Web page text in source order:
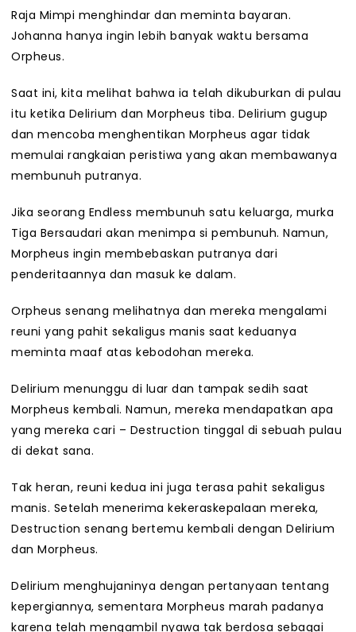
Raja Mimpi menghindar dan meminta bayaran.
Johanna hanya ingin lebih banyak waktu bersama
Orpheus.
Saat ini, kita melihat bahwa ia telah dikuburkan di pulau
itu ketika Delirium dan Morpheus tiba. Delirium gugup
dan mencoba menghentikan Morpheus agar tidak
memulai rangkaian peristiwa yang akan membawanya
membunuh putranya.
Jika seorang Endless membunuh satu keluarga, murka
Tiga Bersaudari akan menimpa si pembunuh. Namun,
Morpheus ingin membebaskan putranya dari
penderitaannya dan masuk ke dalam.
Orpheus senang melihatnya dan mereka mengalami
reuni yang pahit sekaligus manis saat keduanya
meminta maaf atas kebodohan mereka.
Delirium menunggu di luar dan tampak sedih saat
Morpheus kembali. Namun, mereka mendapatkan apa
yang mereka cari – Destruction tinggal di sebuah pulau
di dekat sana.
Tak heran, reuni kedua ini juga terasa pahit sekaligus
manis. Setelah menerima kekeraskepalaan mereka,
Destruction senang bertemu kembali dengan Delirium
dan Morpheus.
Delirium menghujaninya dengan pertanyaan tentang
kepergiannya, sementara Morpheus marah padanya
karena telah mengambil nyawa tak berdosa sebagai